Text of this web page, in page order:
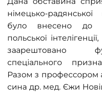
німецько-
було внесено до
польської
заарештовано
спеціального
Разом з профессором
сина др. мед. Єжи